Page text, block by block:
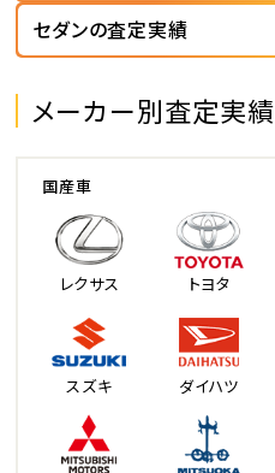
セダンの査定実績
メーカー別査定実績
国産車
レクサス トヨタ
スズキ ダイハツ